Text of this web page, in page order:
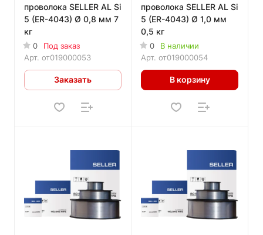
проволока SELLER AL Si
5 (ER-4043) Ø 0,8 мм 7
кг
0
Под заказ
Арт. от019000053
Заказать
проволока SELLER AL Si
5 (ER-4043) Ø 1,0 мм
0,5 кг
0
В наличии
Арт. от019000054
В корзину